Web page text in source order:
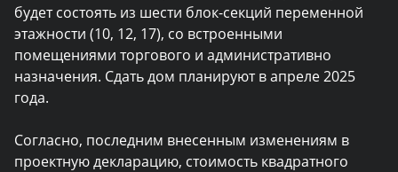
будет состоять из шести блок-секций переменной
этажности (10, 12, 17), со встроенными
помещениями торгового и административно
назначения. Сдать дом планируют в апреле 2025
года.
Согласно, последним внесенным изменениям в
проектную декларацию, стоимость квадратного